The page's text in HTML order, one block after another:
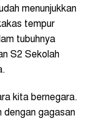
menunjukkan
tempur
tubuhnya
S2 Sekolah
kita bernegara.
dengan gagasan